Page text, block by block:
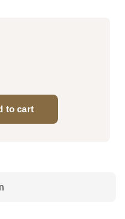
to cart